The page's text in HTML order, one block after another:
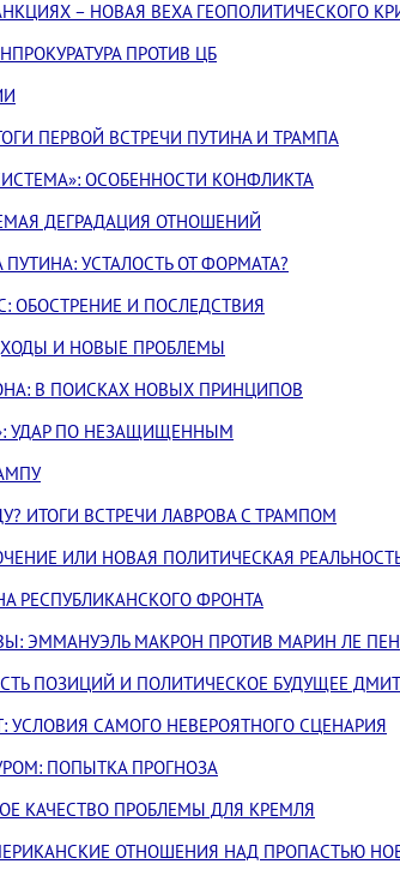
– НОВАЯ ВЕХА ГЕОПОЛИТИЧЕСКОГО
ПРОТИВ ЦБ
ПЕРВОЙ ВСТРЕЧИ ПУТИНА И ТРАМПА
ОСОБЕННОСТИ КОНФЛИКТА
ДЕГРАДАЦИЯ ОТНОШЕНИЙ
УСТАЛОСТЬ ОТ ФОРМАТА?
ОБОСТРЕНИЕ И ПОСЛЕДСТВИЯ
И НОВЫЕ ПРОБЛЕМЫ
В ПОИСКАХ НОВЫХ ПРИНЦИПОВ
УДАР ПО НЕЗАЩИЩЕННЫМ
ИТОГИ ВСТРЕЧИ ЛАВРОВА С ТРАМПОМ
ИЛИ НОВАЯ ПОЛИТИЧЕСКАЯ
РЕСПУБЛИКАНСКОГО ФРОНТА
ЭММАНУЭЛЬ МАКРОН ПРОТИВ МАРИН ЛЕ ПЕН
ПОЗИЦИЙ И ПОЛИТИЧЕСКОЕ БУДУЩЕЕ
УСЛОВИЯ САМОГО НЕВЕРОЯТНОГО СЦЕНАРИЯ
ПОПЫТКА ПРОГНОЗА
КАЧЕСТВО ПРОБЛЕМЫ ДЛЯ КРЕМЛЯ
ОТНОШЕНИЯ НАД ПРОПАСТЬЮ